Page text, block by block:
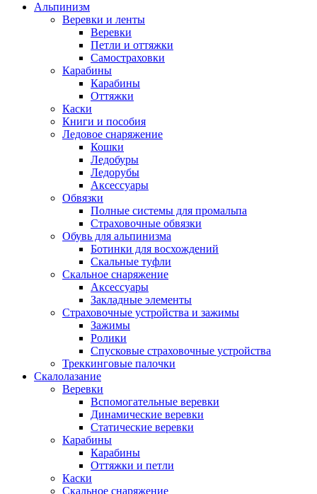
Альпинизм
Веревки и ленты
Веревки
Петли и оттяжки
Самостраховки
Карабины
Карабины
Оттяжки
Каски
Книги и пособия
Ледовое снаряжение
Кошки
Ледобуры
Ледорубы
Аксессуары
Обвязки
Полные системы для промальпа
Страховочные обвязки
Обувь для альпинизма
Ботинки для восхождений
Скальные туфли
Скальное снаряжение
Аксессуары
Закладные элементы
Страховочные устройства и зажимы
Зажимы
Ролики
Спусковые страховочные устройства
Треккинговые палочки
Скалолазание
Веревки
Вспомогательные веревки
Динамические веревки
Статические веревки
Карабины
Карабины
Оттяжки и петли
Каски
Скальное снаряжение